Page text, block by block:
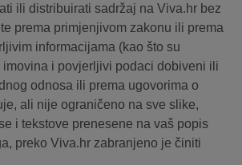
ili distribuirati sadržaj na Viva.hr bez
prema primjenjivom zakonu ili prema
informacijama (kao što su
i povjerljivi podaci dobiveni ili
odnosa ili prema ugovorima o
ali nije ograničeno na sve slike,
i tekstove prenesene na vaš popis
preko Viva.hr zabranjeno je činiti